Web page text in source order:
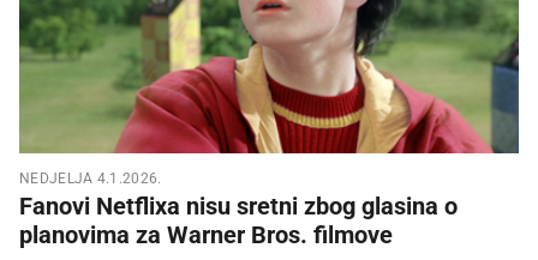
NEDJELJA 4.1.2026.
Fanovi Netflixa nisu sretni zbog glasina o
planovima za Warner Bros. filmove